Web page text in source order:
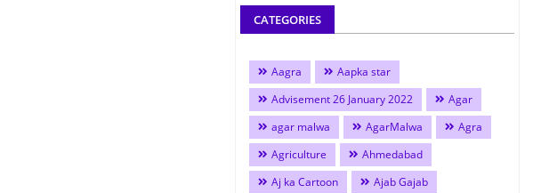
CATEGORIES
Aagra
Aapka star
Advisement 26 January 2022
Agar
agar malwa
AgarMalwa
Agra
Agriculture
Ahmedabad
Aj ka Cartoon
Ajab Gajab